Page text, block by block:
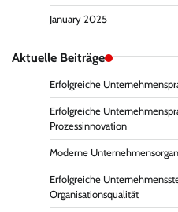
January 2025
Aktuelle Beiträge
Erfolgreiche
Erfolgreiche
Prozessinnovation
Moderne
Erfolgreiche
Organisationsqualität